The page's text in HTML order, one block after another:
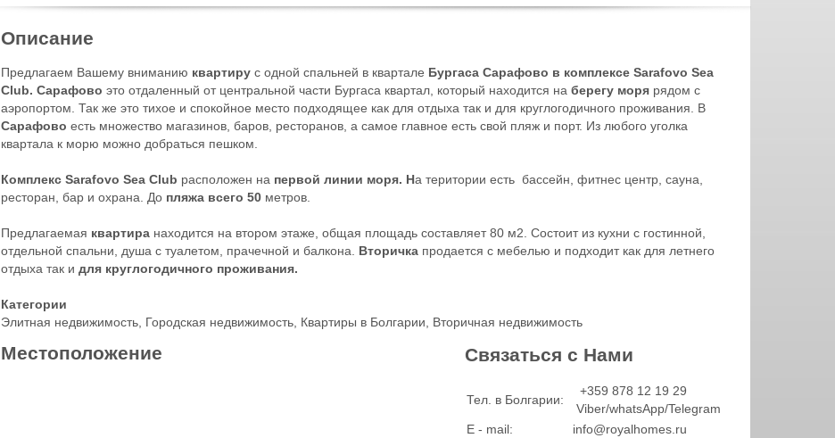
Описание
Предлагаем Вашему вниманию квартиру с одной спальней в квартале Бургаса Сарафово в комплексе Sarafovo Sea
Club. Сарафово это отдаленный от центральной части Бургаса квартал, который находится на берегу моря рядом с
аэропортом. Так же это тихое и спокойное место подходящее как для отдыха так и для круглогодичного проживания. В
Сарафово есть множество магазинов, баров, ресторанов, а самое главное есть свой пляж и порт. Из любого уголка
квартала к морю можно добраться пешком.
Комплекс Sarafovo Sea Club расположен на первой линии моря. На територии есть бассейн, фитнес центр, сауна,
ресторан, бар и охрана. До пляжа всего 50 метров.
Предлагаемая квартира находится на втором этаже, общая площадь составляет 80 м2. Состоит из кухни с гостинной,
отдельной спальни, душа с туалетом, прачечной и балкона. Вторичка продается с мебелью и подходит как для летнего
отдыха так и для круглогодичного проживания.
Категории
Элитная недвижимость Городская недвижимость Квартиры в Болгарии Вторичная недвижимость
Местоположение Связаться с Нами
Тел. в Болгарии:
+359 878 12 19 29
Viber/whatsApp/Telegram
E - mail:
info@royalhomes.ru